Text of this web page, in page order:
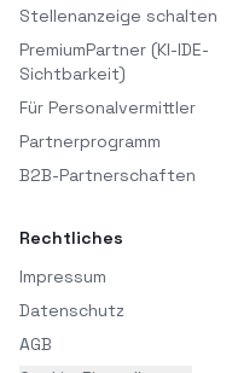
Stellenanzeige schalten
PremiumPartner (KI-IDE-
Sichtbarkeit)
Für Personalvermittler
Partnerprogramm
B2B-Partnerschaften
Rechtliches
Impressum
Datenschutz
AGB